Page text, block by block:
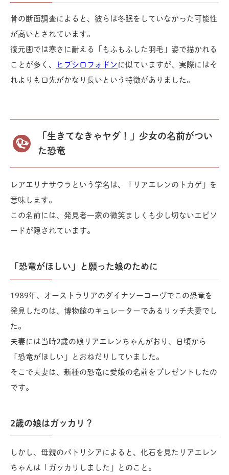
骨の断面調査によると、彼らは冬眠をしていなかった可能性
が高いとされています。
復元画では寒さに耐える「もふもふした羽毛」姿で描かれる
ことが多く、
ヒプシロフォドン に似ていますが、実際にはそ
れよりも口先がかなり長いという特徴がありました。
「生きてなきゃヤダ！」少女の名前がつい
た恐竜
レアエリナサウラという学名は、「リアエレンのトカゲ」を
意味します。
この名前には、発見者一家の微笑ましくも少し切ないエピソ
ードが隠されています。
「恐竜がほしい」と願った娘のために
1989年、オーストラリアのダイナソーコーヴでこの恐竜を
発見したのは、博物館のキュレーターであるリッチ夫妻でし
た。
夫妻には当時2歳の娘リアエレンちゃんがおり、日頃から
「恐竜がほしい」とおねだりしていました。
そこで夫妻は、新種の恐竜に愛娘の名前をプレゼントしたの
です。
2歳の娘はガッカリ？
しかし、母親のパトリシアによると、化石を見たリアエレン
ちゃんは「ガッカリしました」とのこと。